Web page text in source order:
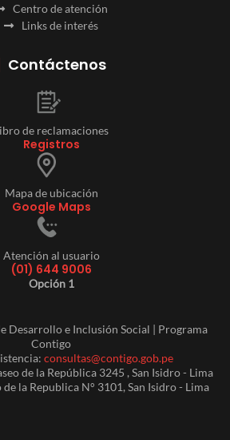
Centro de atención
Links de interés
Contáctenos
de reclamaciones
Registros
Mapa de ubicación
Google Maps
Atención al usuario
(01) 644 9006
Opción 1
Desarrollo e Inclusión Social | Programa
Contigo
consultas@contigo.gob.pe
de la República 3245 , San Isidro - Lima
de la Republica N° 3101, San Isidro - Lima